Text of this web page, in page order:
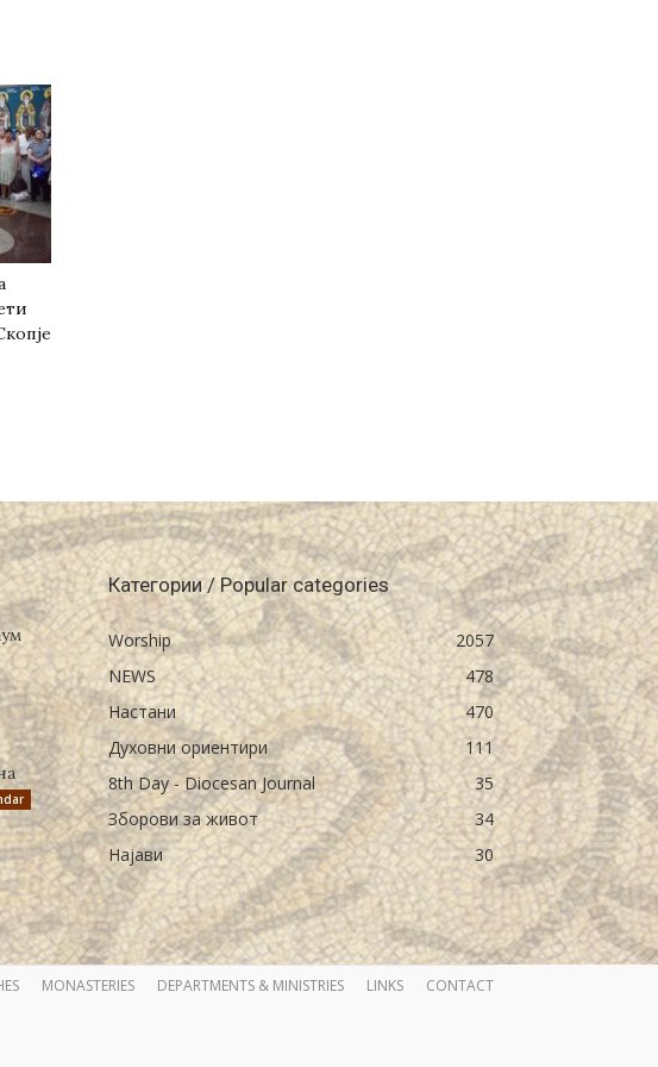
Категории / Popular categories
Worship
2057
NEWS
478
Настани
470
Духовни ориентири
111
8th Day - Diocesan Journal
35
Зборови за живот
34
Најави
30
MONASTERIES DEPARTMENTS & MINISTRIES LINKS CONTACT